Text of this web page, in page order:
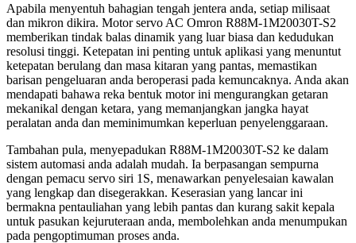
Apabila menyentuh bahagian tengah jentera anda, setiap milisaat
dan mikron dikira. Motor servo AC Omron R88M-1M20030T-S2
memberikan tindak balas dinamik yang luar biasa dan kedudukan
resolusi tinggi. Ketepatan ini penting untuk aplikasi yang menuntut
ketepatan berulang dan masa kitaran yang pantas, memastikan
barisan pengeluaran anda beroperasi pada kemuncaknya. Anda akan
mendapati bahawa reka bentuk motor ini mengurangkan getaran
mekanikal dengan ketara, yang memanjangkan jangka hayat
peralatan anda dan meminimumkan keperluan penyelenggaraan.
Tambahan pula, menyepadukan R88M-1M20030T-S2 ke dalam
sistem automasi anda adalah mudah. Ia berpasangan sempurna
dengan pemacu servo siri 1S, menawarkan penyelesaian kawalan
yang lengkap dan disegerakkan. Keserasian yang lancar ini
bermakna pentauliahan yang lebih pantas dan kurang sakit kepala
untuk pasukan kejuruteraan anda, membolehkan anda menumpukan
pada pengoptimuman proses anda.